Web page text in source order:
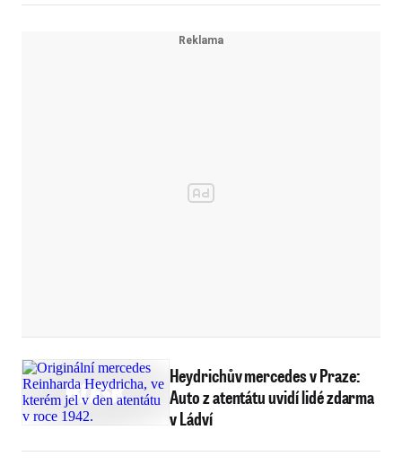
Heydrichův mercedes v Praze:
Auto z atentátu uvidí lidé zdarma
v Ládví